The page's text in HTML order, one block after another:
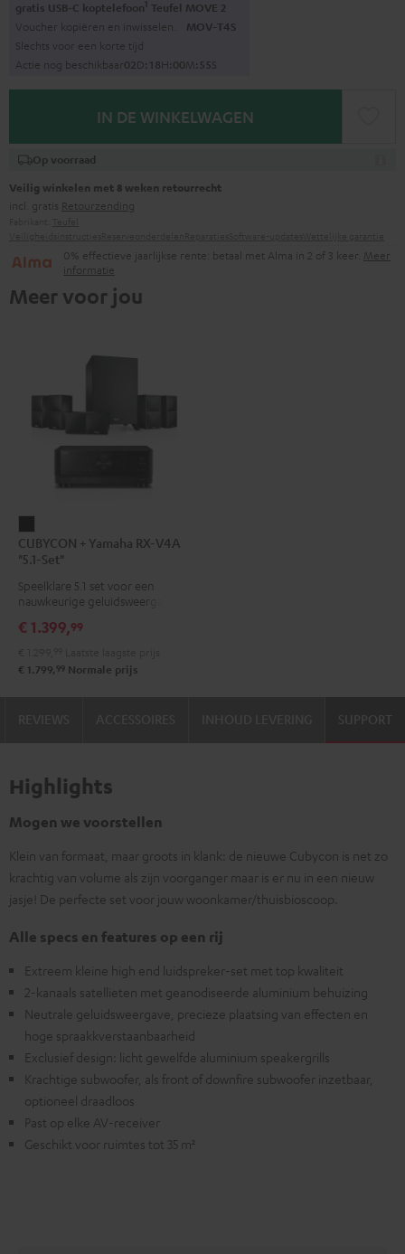
gratis USB-C koptelefoon1 Teufel MOVE 2
Voucher kopiëren en inwisselen. MOV-T4S
Slechts voor een korte tijd
Actie nog beschikbaar02D:18H:00M: 54S
IN DE WINKELWAGEN
Op voorraad
Veilig winkelen met 8 weken retourrecht
incl. gratis Retourzending
0% effectieve jaarlijkse rente: betaal met Alma in 2 of 3 keer. Meer
informatie
Meer voor jou
+
Yamaha
RX-
"5.1-
Zwart
CUBYCON + Yamaha RX-V4A
"5.1-Set"
Speelklare 5.1 set voor een
nauwkeurige geluidsweergave
€ 1.399,99
€ 1.799, 99 Normale prijs
SUPPORT
Highlights
Mogen we voorstellen
Klein van formaat, maar groots in klank: de nieuwe Cubycon is net zo
krachtig van volume als zijn voorganger maar is er nu in een nieuw
jasje! De perfecte set voor jouw woonkamer/thuisbioscoop.
Alle specs en features op een rij
Extreem kleine high end luidspreker-set met top kwaliteit
2-kanaals satellieten met geanodiseerde aluminium behuizing
Neutrale geluidsweergave, precieze plaatsing van effecten en
hoge spraakkverstaanbaarheid
Exclusief design: licht gewelfde aluminium speakergrills
Krachtige subwoofer, als front of downfire subwoofer inzetbaar,
optioneel draadloos
Past op elke AV-receiver
Geschikt voor ruimtes tot 35 m²